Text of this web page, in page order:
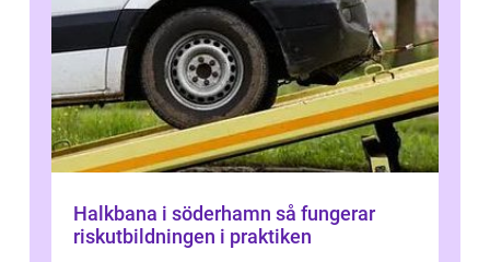
Halkbana i söderhamn så fungerar
riskutbildningen i praktiken